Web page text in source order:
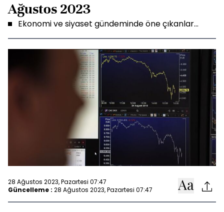
Ağustos 2023
Ekonomi ve siyaset gündeminde öne çıkanlar...
28 Ağustos 2023, Pazartesi 07:47
Güncelleme : 28 Ağustos 2023, Pazartesi 07:47